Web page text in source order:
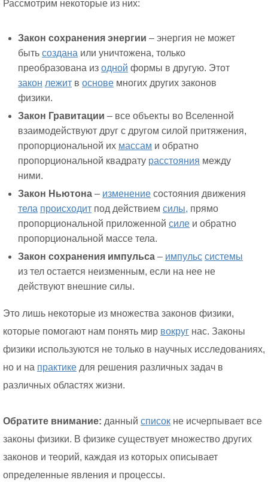
Рассмотрим некоторые из них:
Закон сохранения энергии – энергия не может
быть создана или уничтожена, только
преобразована из одной формы в другую. Этот
закон лежит в основе многих других законов
физики.
Закон Гравитации – все объекты во Вселенной
взаимодействуют друг с другом силой притяжения,
пропорциональной их массам и обратно
пропорциональной квадрату расстояния между
ними.
Закон Ньютона – изменение состояния движения
тела происходит под действием силы, прямо
пропорциональной приложенной силе и обратно
пропорциональной массе тела.
Закон сохранения импульса – импульс системы
из тел остается неизменным, если на нее не
действуют внешние силы.
Это лишь некоторые из множества законов физики,
которые помогают нам понять мир вокруг нас. Законы
физики используются не только в научных исследованиях,
но и на практике для решения различных задач в
различных областях жизни.
Обратите внимание: данный список не исчерпывает все
законы физики. В физике существует множество других
законов и теорий, каждая из которых описывает
определенные явления и процессы.